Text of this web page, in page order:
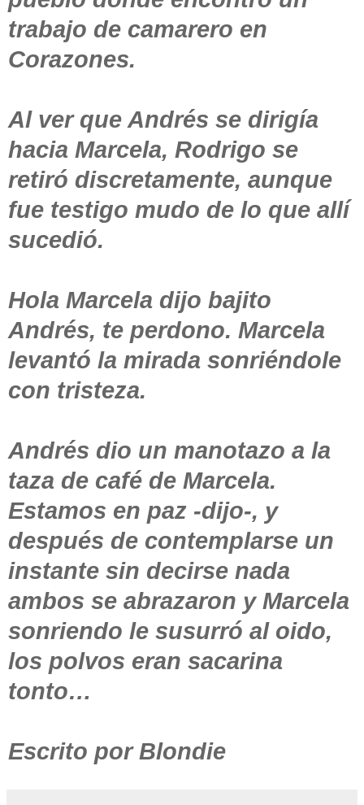
trabajo de camarero en
Corazones.
Al ver que Andrés se dirigía
hacia Marcela, Rodrigo se
retiró discretamente, aunque
fue testigo mudo de lo que allí
sucedió.
Hola Marcela dijo bajito
Andrés, te perdono. Marcela
levantó la mirada sonriéndole
con tristeza.
Andrés dio un manotazo a la
taza de café de Marcela.
Estamos en paz -dijo-, y
después de contemplarse un
instante sin decirse nada
ambos se abrazaron y Marcela
sonriendo le susurró al oido,
los polvos eran sacarina
tonto…
Escrito por Blondie